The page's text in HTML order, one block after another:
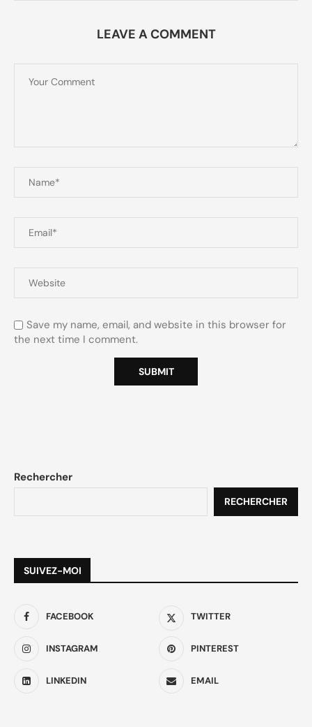
LEAVE A COMMENT
Save my name, email, and website in this browser for
the next time I comment.
Rechercher
RECHERCHER
SUIVEZ-MOI
FACEBOOK TWITTER
INSTAGRAM PINTEREST
LINKEDIN EMAIL